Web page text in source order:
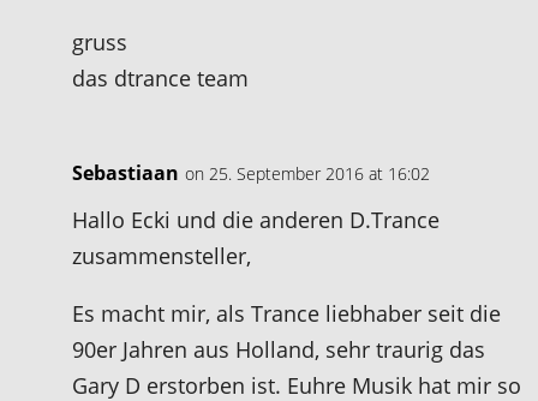
gruss
das dtrance team
Sebastiaan on 25. September 2016 at 16:02
Hallo Ecki und die anderen D.Trance
zusammensteller,
Es macht mir, als Trance liebhaber seit die
90er Jahren aus Holland, sehr traurig das
Gary D erstorben ist. Euhre Musik hat mir so